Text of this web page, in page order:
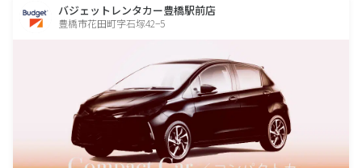
バジェットレンタカー豊橋駅前店
豊橋市花田町字石塚42−5